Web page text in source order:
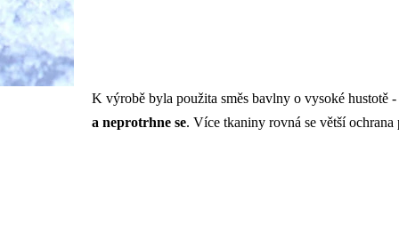
K výrobě byla použita směs bavlny o vysoké hustotě
a neprotrhne se. Více tkaniny rovná se větší